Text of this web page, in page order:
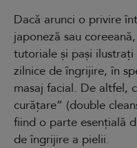
Dacă arunci o privire
japoneză sau
tutoriale și pași
zilnice de îngrijire, în
masaj facial. De altfel,
curățare” (double
fiind o parte esențială
de îngrijire a pielii.